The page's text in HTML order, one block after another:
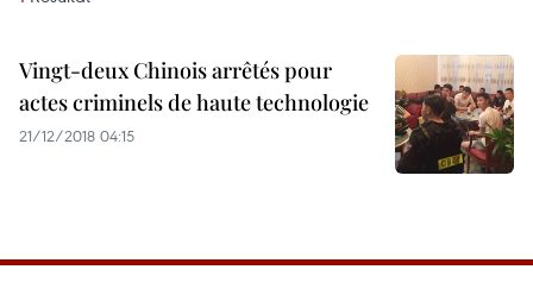
Vingt-deux Chinois arrêtés pour
actes criminels de haute technologie
21/12/2018 04:15